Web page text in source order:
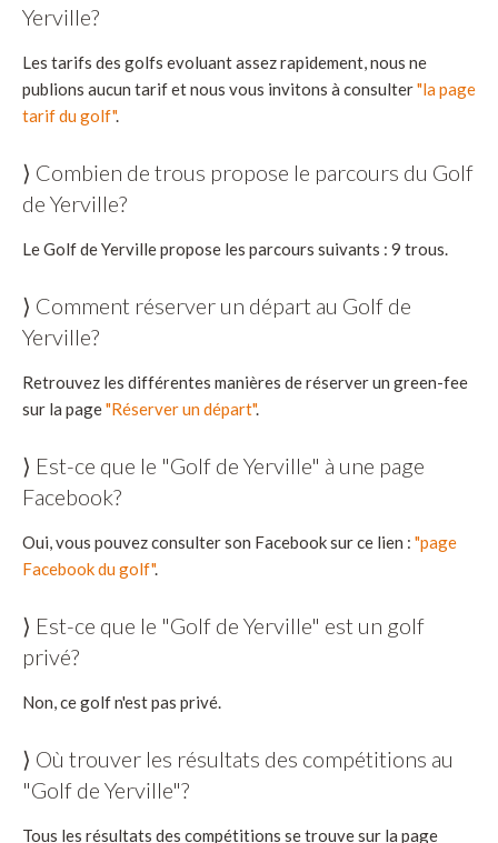
Yerville?
Les tarifs des golfs evoluant assez rapidement, nous ne
publions aucun tarif et nous vous invitons à consulter"la page
tarif du golf".
⟩ Combien de trous propose le parcours du Golf
de Yerville?
Le Golf de Yerville propose les parcours suivants : 9 trous.
⟩ Comment réserver un départ au Golf de
Yerville?
Retrouvez les différentes manières de réserver un green-fee
sur la page"Réserver un départ".
⟩ Est-ce que le "Golf de Yerville" à une page
Facebook?
Oui, vous pouvez consulter son Facebook sur ce lien : "page
Facebook du golf".
⟩ Est-ce que le "Golf de Yerville" est un golf
privé?
Non, ce golf n'est pas privé.
⟩ Où trouver les résultats des compétitions au
"Golf de Yerville"?
Tous les résultats des compétitions se trouve sur la page